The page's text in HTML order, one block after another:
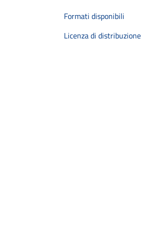
Formati disponibili
Licenza di distribuzione